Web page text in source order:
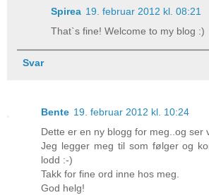
Spirea 19. februar 2012 kl. 08:21
That`s fine! Welcome to my blog :)
Svar
Bente 19. februar 2012 kl. 10:24
Dette er en ny blogg for meg..og ser
Jeg legger meg til som følger og
lodd :-)
Takk for fine ord inne hos meg.
God helg!